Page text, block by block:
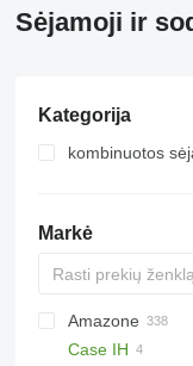
Sėjamoji ir
Kategorija
kombinuotos
Markė
DA
Monopill
ATO30
SN300
Amazone
AD
Double
Green Plains
Aeromat
Swifter
S-series
5710
Case IH